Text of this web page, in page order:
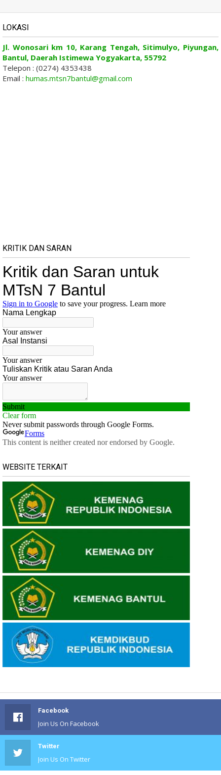
LOKASI
Jl. Wonosari km 10, Karang Tengah, Sitimulyo, Piyungan,
Bantul, Daerah Istimewa Yogyakarta, 55792
Telepon : (0274) 4353438
Email : humas.mtsn7bantul@gmail.com
KRITIK DAN SARAN
WEBSITE TERKAIT
Facebook
Join Us On Facebook
Twitter
Join Us On Twitter